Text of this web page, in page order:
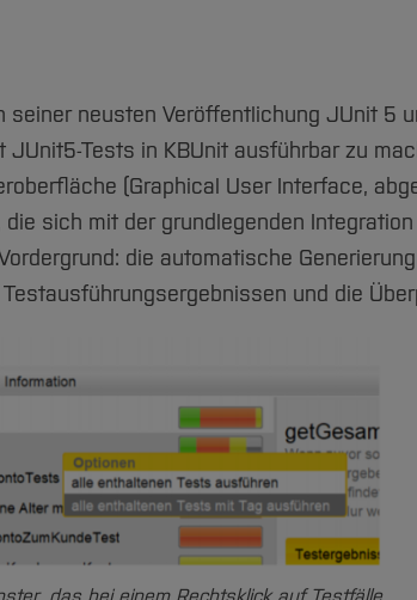
neusten Veröffentlichung JUnit 5
Tests in KBUnit ausführbar zu
(Graphical User Interface,
sich mit der grundlegenden
die automatische
und die